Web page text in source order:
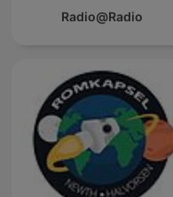
Radio@Radio